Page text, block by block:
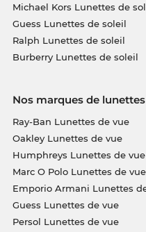
Michael Kors Lunettes de
Guess Lunettes de soleil
Ralph Lunettes de soleil
Burberry Lunettes de soleil
Nos marques de
Ray-Ban Lunettes de vue
Oakley Lunettes de vue
Humphreys Lunettes de vue
Marc O Polo Lunettes de vue
Emporio Armani Lunettes
Guess Lunettes de vue
Persol Lunettes de vue